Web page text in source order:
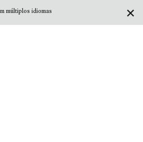
✕
múltiplos idiomas